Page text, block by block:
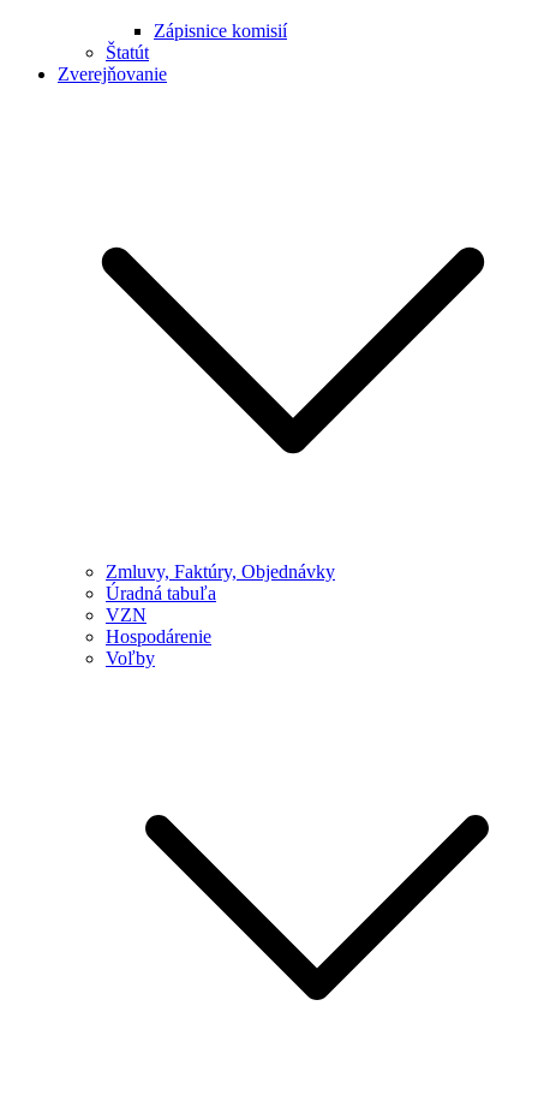
Zápisnice komisií
Štatút
Zverejňovanie
Zmluvy, Faktúry, Objednávky
Úradná tabuľa
VZN
Hospodárenie
Voľby